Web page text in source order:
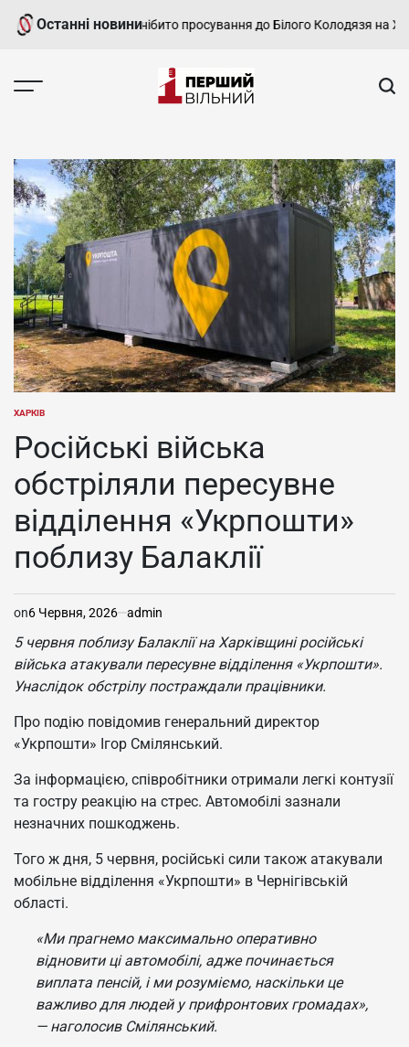
Перейти
Останні новини
росіян про нібито просування до Білого Колодязя на
-
харківський,
новини
Харкова
та
області
ОПУБЛІКУВАТИ
ХАРКІВ
Російські війська
обстріляли пересувне
відділення «Укрпошти»
поблизу Балаклії
on6 Червня, 2026 admin
5 червня поблизу Балаклії на Харківщині російські
війська атакували пересувне відділення «Укрпошти».
Унаслідок обстрілу постраждали працівники.
Про подію повідомив генеральний директор
«Укрпошти» Ігор Смілянський.
За інформацією, співробітники отримали легкі контузії
та гостру реакцію на стрес. Автомобілі зазнали
незначних пошкоджень.
Того ж дня, 5 червня, російські сили також атакували
мобільне відділення «Укрпошти» в Чернігівській
області.
«Ми прагнемо максимально оперативно
відновити ці автомобілі, адже починається
виплата пенсій, і ми розуміємо, наскільки це
важливо для людей у прифронтових громадах»,
— наголосив Смілянський.